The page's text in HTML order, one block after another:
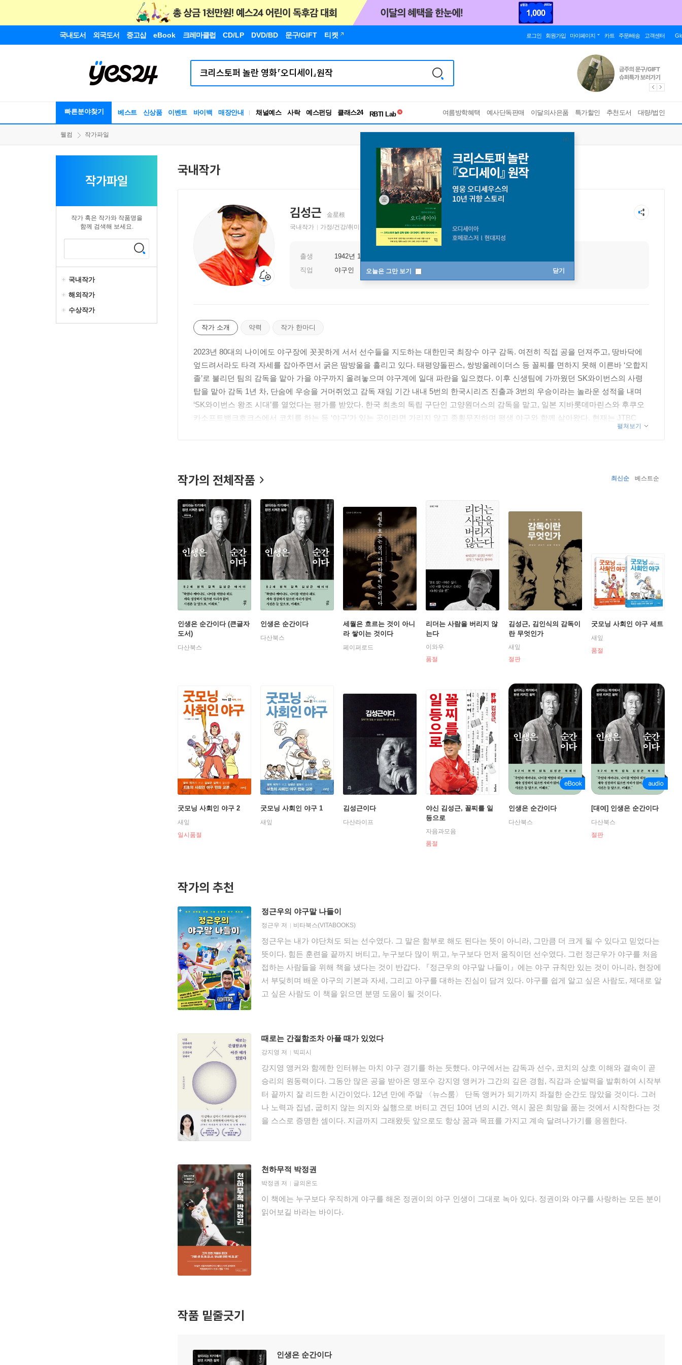
국내도서 외국도서 중고샵 eBook 크레마클럽 CD/LP DVD/BD 문구/GIFT 티켓 로그인 회원가입 마이페이지 카트 주문/배송 고객센터
빠른분야찾기 베스트 신상품 이벤트 바이백 매장안내 채널예스 사락 예스펀딩 클래스24
RBTI Lab
독서유형검사
여름방학혜택 예사단독판매 이달의사은품 특가할인 추천도서 대량/법인
오늘은 그만 보기 닫기
웰컴 작가파일
작가파일
작가 혹은 작가와 작품명을
함께 검색해 보세요.
국내작가
해외작가
수상작가
국내작가
김성근
金星根
국내작가
가정/건강/취미 저자
출생 1942년 12월 03일
직업
야구인
작가 소개 약력 작가 한마디
2023년 80대의 나이에도 야구장에 꼿꼿하게 서서 선수들을 지도하는 대한민국 최장수 야구 감독. 여전히 직접 공을 던져주고, 땅바닥에
엎드려서라도 타격 자세를 잡아주면서 굵은 땀방울을 흘리고 있다. 태평양돌핀스, 쌍방울레이더스 등 꼴찌를 면하지 못해 이른바 ‘오합지
졸’로 불리던 팀의 감독을 맡아 가을 야구까지 올려놓으며 야구계에 일대 파란을 일으켰다. 이후 신생팀에 가까웠던 SK와이번스의 사령
탑을 맡아 감독 1년 차, 단숨에 우승을 거머쥐었고 감독 재임 기간 내내 5번의 한국시리즈 진출과 3번의 우승이라는 놀라운 성적을 내며
‘SK와이번스 왕조 시대’를 열었다는 평가를 받았다. 한국 최초의 독립 구단인 고양원더스의 감독을 맡고, 일본 지바롯데마린스와 후쿠오
카소프트뱅크호크스에서 코치를 하는 등 ‘야구’가 있는 곳이라면 가리지 않고 종횡무진하며 평생 야구와 함께 살아왔다. 현재는 JTBC
기, 좌절을 끊임없이 마주하며 인생을 배웠고, 도저히 불가능할 것 같던 한계도 거북이처럼 묵묵히 한 걸음 한 걸음 옮기다 보면 끝내는 넘
펼쳐보기
작가의 전체작품 최신순 베스트순
인생은 순간이다 (큰글자
도서)
다산북스
인생은 순간이다
다산북스
세월은 흐르는 것이 아니
라 쌓이는 것이다
페이퍼로드
리더는 사람을 버리지 않
는다
이와우
품절
김성근, 김인식의 감독이
란 무엇인가
새잎
절판
굿모닝 사회인 야구 세트
새잎
품절
굿모닝 사회인 야구 2
새잎
일시품절
굿모닝 사회인 야구 1
새잎
김성근이다
다산라이프
야신 김성근, 꼴찌를 일
등으로
자음과모음
품절
인생은 순간이다
다산북스
[대여] 인생은 순간이다
다산북스
절판
작가의 추천
정근우의 야구말 나들이
정근우 저 비타북스(VITABOOKS)
정근우는 내가 야단쳐도 되는 선수였다. 그 말은 함부로 해도 된다는 뜻이 아니라, 그만큼 더 크게 될 수 있다고 믿었다는
뜻이다. 힘든 훈련을 끝까지 버티고, 누구보다 많이 뛰고, 누구보다 먼저 움직이던 선수였다. 그런 정근우가 야구를 처음
접하는 사람들을 위해 책을 냈다는 것이 반갑다. 『정근우의 야구말 나들이』에는 야구 규칙만 있는 것이 아니라, 현장에
서 부딪히며 배운 야구의 기본과 자세, 그리고 야구를 대하는 진심이 담겨 있다. 야구를 쉽게 알고 싶은 사람도, 제대로 알
고 싶은 사람도 이 책을 읽으면 분명 도움이 될 것이다.
때로는 간절함조차 아플 때가 있었다
강지영 저 빅피시
강지영 앵커와 함께한 인터뷰는 마치 야구 경기를 하는 듯했다. 야구에서는 감독과 선수, 코치의 상호 이해와 결속이 곧
승리의 원동력이다. 그동안 많은 공을 받아온 명포수 강지영 앵커가 그간의 깊은 경험, 직감과 순발력을 발휘하여 시작부
터 끝까지 잘 리드한 시간이었다. 12년 만에 주말 〈뉴스룸〉 단독 앵커가 되기까지 좌절한 순간도 많았을 것이다. 그러
나 노력과 집념, 굽히지 않는 의지와 실행으로 버티고 견딘 10여 년의 시간. 역시 꿈은 희망을 품는 것에서 시작한다는 것
을 스스로 증명한 셈이다. 지금까지 그래왔듯 앞으로도 항상 꿈과 목표를 가지고 계속 달려나가기를 응원한다.
천하무적 박정권
박정권 저 글의온도
이 책에는 누구보다 우직하게 야구를 해온 정권이의 야구 인생이 그대로 녹아 있다. 정권이와 야구를 사랑하는 모든 분이
읽어보길 바라는 바이다.
작품 밑줄긋기
인생은 순간이다